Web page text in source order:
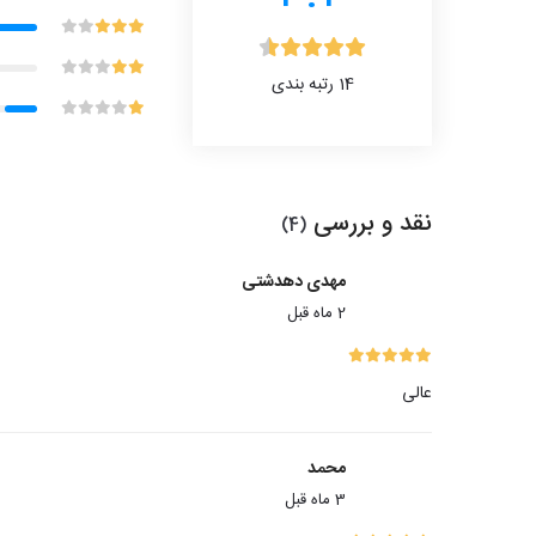
14 رتبه بندی
نقد و بررسی (4)
مهدی دهدشتی
2 ماه قبل
عالی
محمد
3 ماه قبل